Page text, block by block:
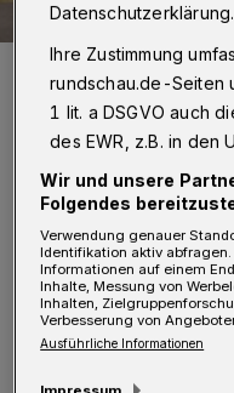
Sicher mit dem Pedelec
Foto: Rendel Freude /
D ie
ADFC-
Wuppertal/
April für
Datenschutzerklärung.
Ihre Zustimmung
rundschau.de-Seiten
1 lit. a DSGVO auch
des EWR, z.B. in den
Wir und unsere
Folgendes
Verwendung genauer
Identifikation aktiv
Informationen auf einem
Inhalte, Messung von
Inhalten,
Verbesserung von
Ausführliche Informationen